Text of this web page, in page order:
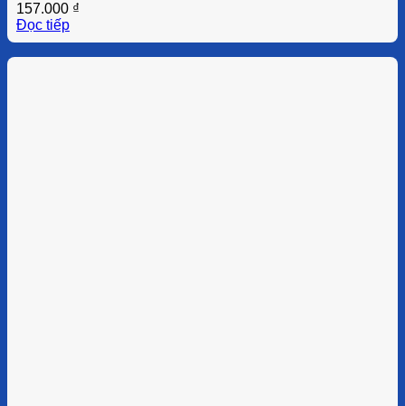
157.000 ₫
Đọc tiếp